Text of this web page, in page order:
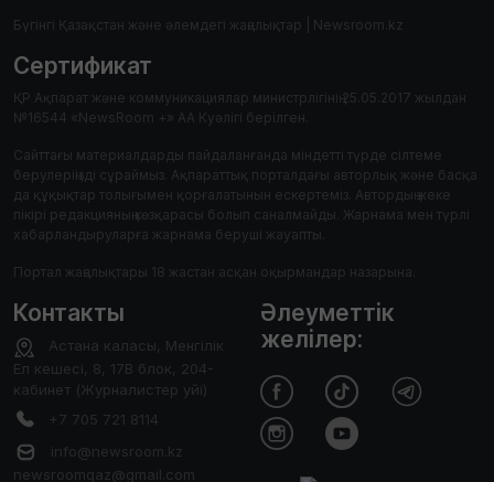
Бүгінгі Қазақстан және әлемдегі жаңалықтар | Newsroom.kz
Сертификат
ҚР Ақпарат және коммуникациялар министрлігінің 25.05.2017 жылдан
№16544 «NewsRoom +» АА Куәлігі берілген.
Сайттағы материалдарды пайдаланғанда міндетті түрде сілтеме
берулеріңізді сұраймыз. Ақпараттық порталдағы авторлық және басқа
да құқықтар толығымен қорғалатынын ескертеміз. Автордың жеке
пікірі редакцияның көзқарасы болып саналмайды. Жарнама мен түрлі
хабарландыруларға жарнама беруші жауапты.
Портал жаңалықтары 18 жастан асқан оқырмандар назарына.
Контакты
Астана каласы, Менгілік
Ел кешесі, 8, 17В блок, 204-
кабинет (Журналистер уйі)
+7 705 721 8114
info@newsroom.kz
newsroomqaz@gmail.com
Әлеуметтік
желілер: